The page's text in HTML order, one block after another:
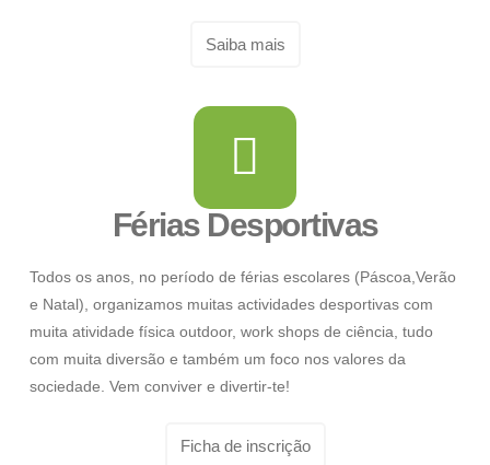
Saiba mais
Férias Desportivas
Todos os anos, no período de férias escolares (Páscoa,Verão
e Natal), organizamos muitas actividades desportivas com
muita atividade física outdoor, work shops de ciência, tudo
com muita diversão e também um foco nos valores da
sociedade. Vem conviver e divertir-te!
Ficha de inscrição